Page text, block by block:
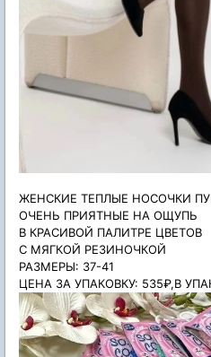
ЖЕНСКИЕ ТЕПЛЫЕ НОСОЧКИ
ОЧЕНЬ ПРИЯТНЫЕ НА ОЩУПЬ
В КРАСИВОЙ ПАЛИТРЕ ЦВЕТОВ
С МЯГКОЙ РЕЗИНОЧКОЙ
РАЗМЕРЫ: 37-41
ЦЕНА ЗА УПАКОВКУ: 535₽,В